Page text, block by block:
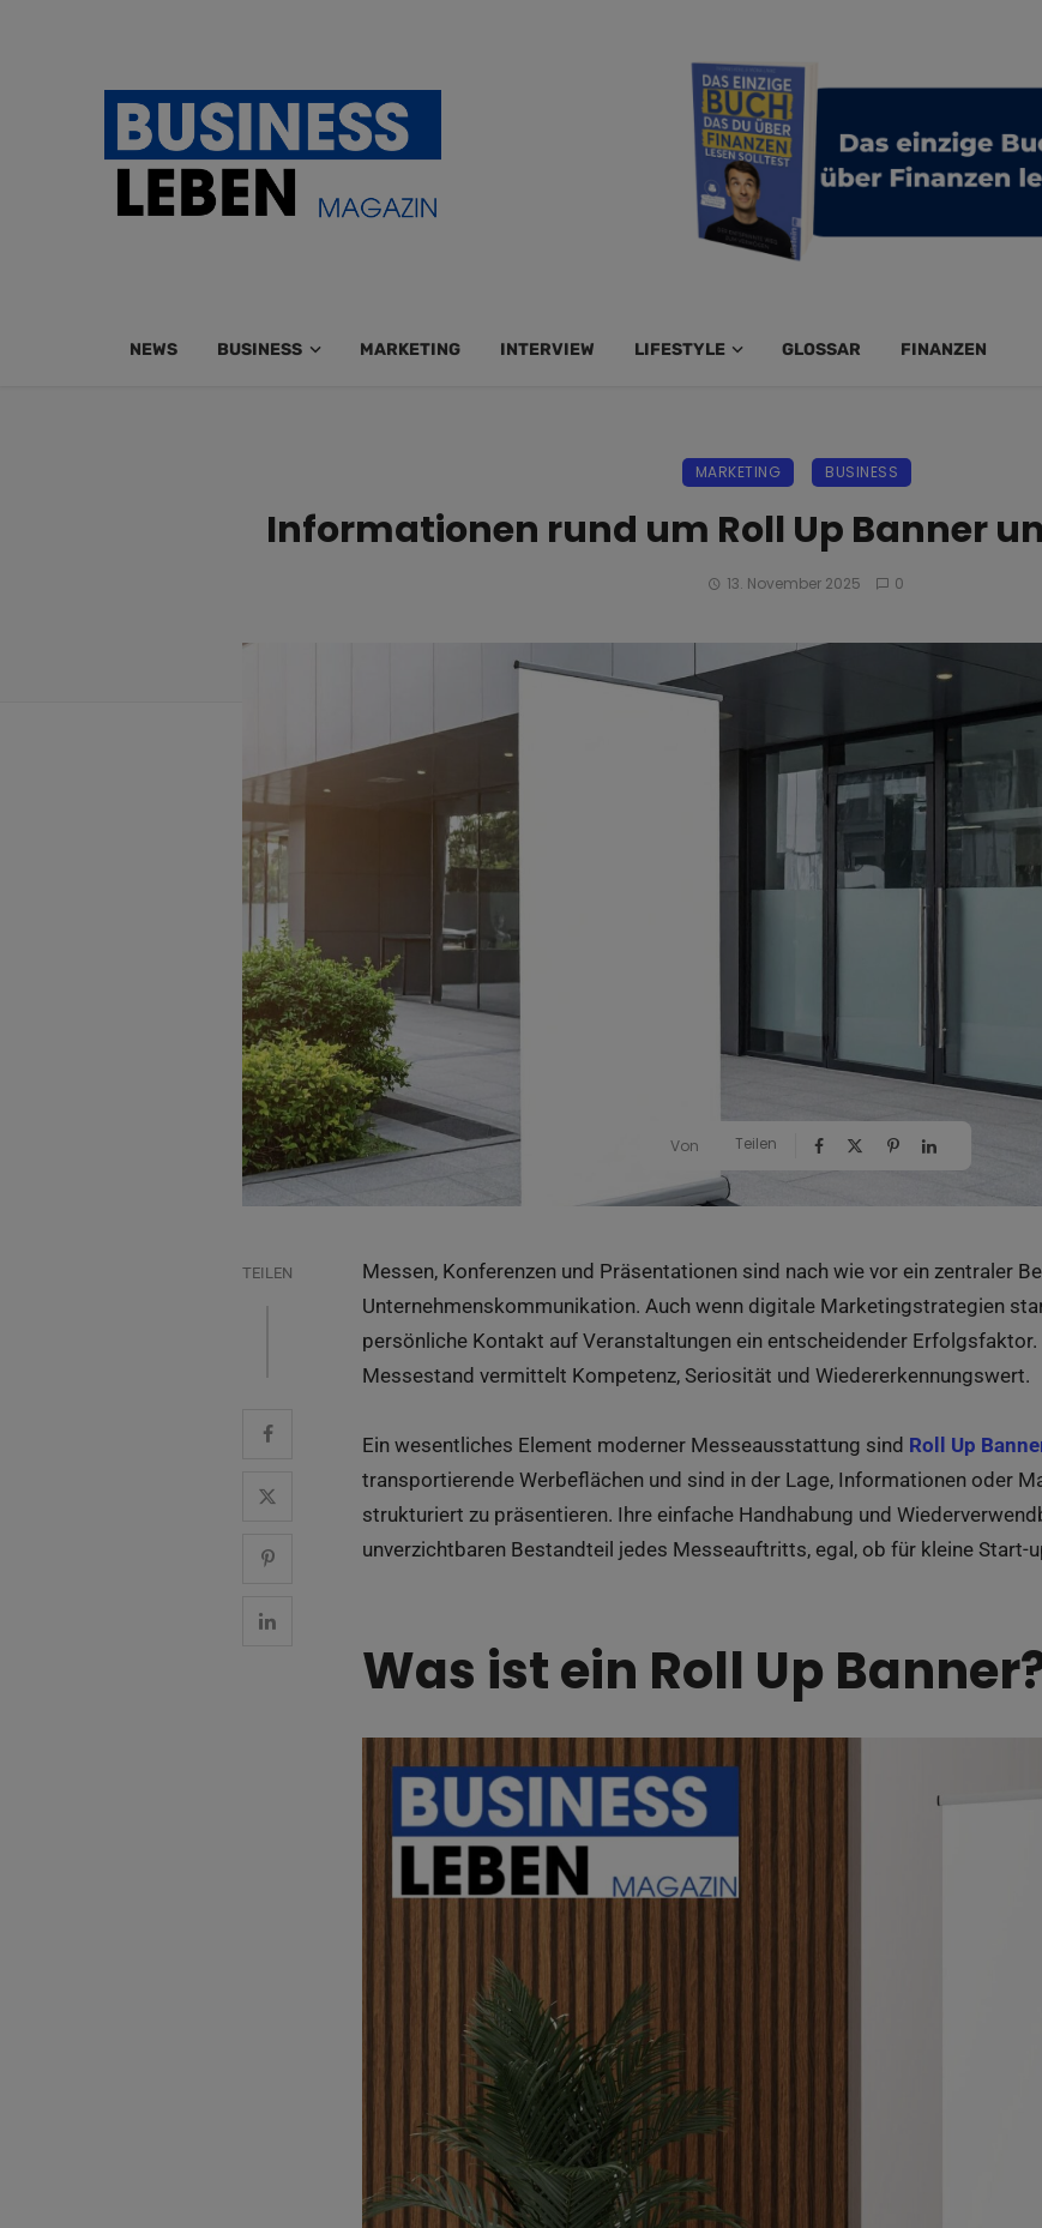
NEWS BUSINESS MARKETING INTERVIEW LIFESTYLE GLOSSAR FINANZEN
MARKETING BUSINESS
Informationen rund um Roll Up Banner
13. November 2025 0
Von Teilen
TEILEN
Messen, Konferenzen und Präsentationen sind nach wie vor ein zentraler
Unternehmenskommunikation. Auch wenn digitale Marketingstrategien
persönliche Kontakt auf Veranstaltungen ein entscheidender
Messestand vermittelt Kompetenz, Seriosität und Wiedererkennungswert.
Ein wesentliches Element moderner Messeausstattung sind Roll Up
transportierende Werbeflächen und sind in der Lage, Informationen oder
strukturiert zu präsentieren. Ihre einfache Handhabung und
unverzichtbaren Bestandteil jedes Messeauftritts, egal, ob für kleine Start-
Was ist ein Roll Up